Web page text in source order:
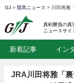
GJ > 競馬ニュース > 川田将雅
真剣勝負の真
ニュースサイ
新着記事 イン
JRA川田将雅「